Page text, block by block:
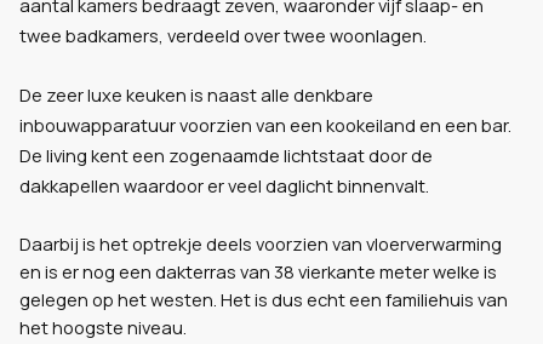
aantal kamers bedraagt zeven, waaronder vijf slaap- en
twee badkamers, verdeeld over twee woonlagen.
De zeer luxe keuken is naast alle denkbare
inbouwapparatuur voorzien van een kookeiland en een bar.
De living kent een zogenaamde lichtstaat door de
dakkapellen waardoor er veel daglicht binnenvalt.
Daarbij is het optrekje deels voorzien van vloerverwarming
en is er nog een dakterras van 38 vierkante meter welke is
gelegen op het westen. Het is dus echt een familiehuis van
het hoogste niveau.